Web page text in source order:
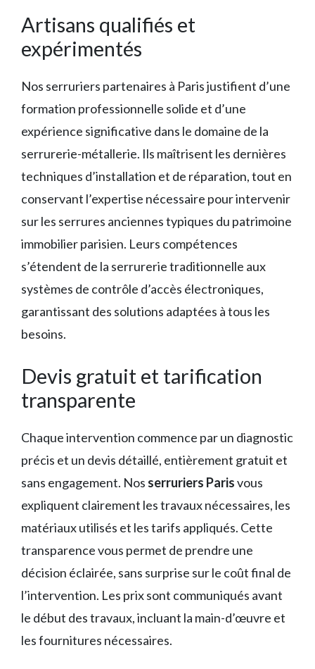
Artisans qualifiés et
expérimentés
Nos serruriers partenaires à Paris justifient d’une
formation professionnelle solide et d’une
expérience significative dans le domaine de la
serrurerie-métallerie. Ils maîtrisent les dernières
techniques d’installation et de réparation, tout en
conservant l’expertise nécessaire pour intervenir
sur les serrures anciennes typiques du patrimoine
immobilier parisien. Leurs compétences
s’étendent de la serrurerie traditionnelle aux
systèmes de contrôle d’accès électroniques,
garantissant des solutions adaptées à tous les
besoins.
Devis gratuit et tarification
transparente
Chaque intervention commence par un diagnostic
précis et un devis détaillé, entièrement gratuit et
sans engagement. Nos serruriers Parisvous
expliquent clairement les travaux nécessaires, les
matériaux utilisés et les tarifs appliqués. Cette
transparence vous permet de prendre une
décision éclairée, sans surprise sur le coût final de
l’intervention. Les prix sont communiqués avant
le début des travaux, incluant la main-d’œuvre et
les fournitures nécessaires.